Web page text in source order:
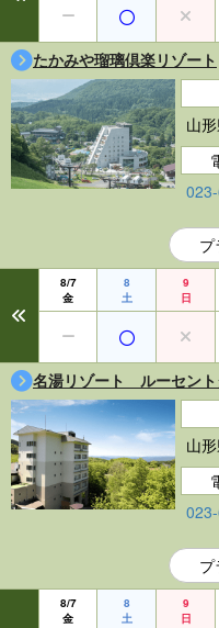
たかみや瑠璃倶楽リゾート
山
8/7
金
8
土
9
日
名湯リゾート ルーセント
山
8/7
金
8
土
9
日